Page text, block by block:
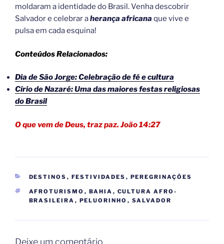
moldaram a identidade do Brasil. Venha descobrir
Salvador e celebrar aherança africana que vive e
pulsa em cada esquina!
Conteúdos Relacionados:
Dia de São Jorge: Celebração de fé e cultura
Círio de Nazaré: Uma das maiores festas religiosas
do Brasil
O que vem de Deus, traz paz. João 14:27
CATEGORIAS
DESTINOS , FESTIVIDADES , PEREGRINAÇÕES
TAGS
AFROTURISMO , BAHIA , CULTURA AFRO-
BRASILEIRA , PELUORINHO , SALVADOR